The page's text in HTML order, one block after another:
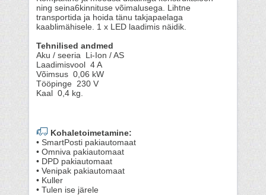
ning seina6kinnituse võimalusega. Lihtne
transportida ja hoida tänu takjapaelaga
kaablimähisele. 1 x LED laadimis näidik.
Tehnilised andmed
Aku / seeria Li-Ion / AS
Laadimisvool 4 A
Võimsus 0,06 kW
Tööpinge 230 V
Kaal 0,4 kg.
Kohaletoimetamine:
• SmartPosti pakiautomaat
• Omniva pakiautomaat
• DPD pakiautomaat
• Venipak pakiautomaat
• Kuller
• Tulen ise järele